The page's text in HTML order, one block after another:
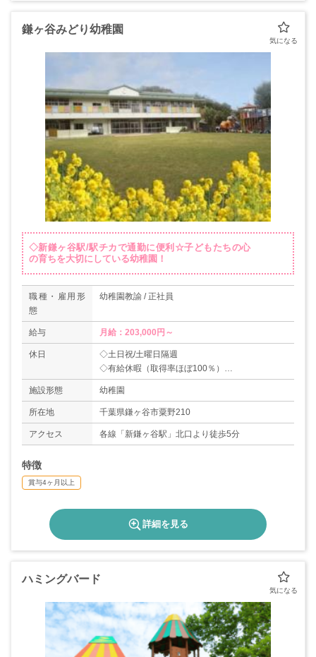
鎌ヶ谷みどり幼稚園
◇新鎌ヶ谷駅/駅チカで通勤に便利☆子どもたちの心
の育ちを大切にしている幼稚園！
職種・雇用形
態
幼稚園教諭 / 正社員
給与 月給：203,000円～
休日
◇土日祝/土曜日隔週
◇有給休暇（取得率ほぼ100％）
＊年間休日105日
施設形態 幼稚園
所在地 千葉県鎌ヶ谷市粟野210
アクセス 各線「新鎌ヶ谷駅」北口より徒歩5分
特徴
賞与4ヶ月以上
詳細を見る
ハミングバード